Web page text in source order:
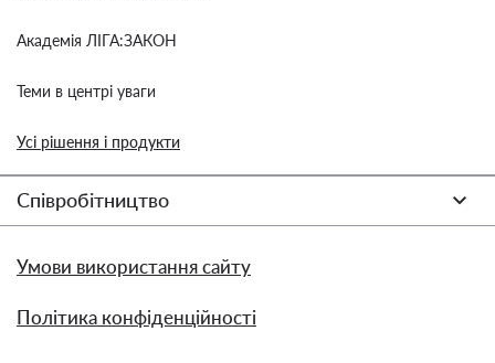
Академія ЛІГА:ЗАКОН
Теми в центрі уваги
Усі рішення і продукти
Співробітництво
Умови використання сайту
Політика конфіденційності